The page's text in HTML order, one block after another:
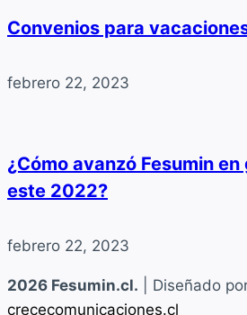
Convenios para
febrero 22, 2023
¿Cómo avanzó Fesumin
este 2022?
febrero 22, 2023
2026 Fesumin.cl. | Diseñado
crececomunicaciones.cl